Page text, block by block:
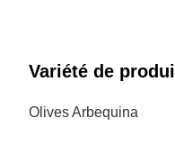
Variété de
Olives Arbequina